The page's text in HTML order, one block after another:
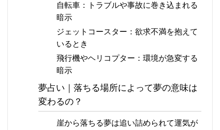
自転車：トラブルや事故に巻き込まれる
暗示
ジェットコースター：欲求不満を抱えて
いるとき
飛行機やヘリコプター：環境が急変する
暗示
夢占い｜落ちる場所によって夢の意味は
変わるの？
崖から落ちる夢は追い詰められて運気が